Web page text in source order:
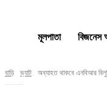
মূলপাতা বিজনেস
বাড়ি ভ্যাট অব্যাহত থাকবে এনবিআর